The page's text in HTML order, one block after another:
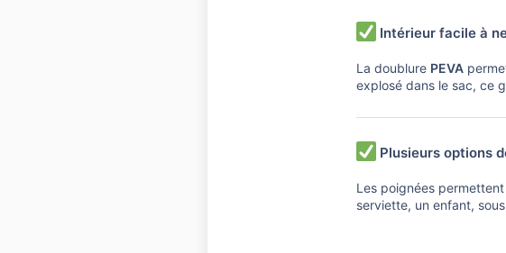
Intérieur facile à
La doublure PEVA
explosé dans le sac, ce
Plusieurs options
Les poignées
serviette, un enfant,